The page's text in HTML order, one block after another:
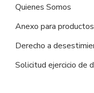
Quienes Somos
Anexo para
Derecho a
Solicitud ejercicio de